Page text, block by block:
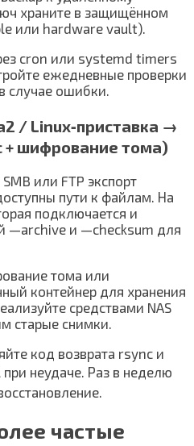
храните в защищённом
или hardware vault).
cron или systemd timers
ежедневные проверки
случае ошибки.
/ Linux‑приставка →
+ шифрование тома)
или FTP экспорт
пути к файлам. На
подключается и
—archive и —checksum для
тома или
контейнер для хранения
средствами NAS
старые снимки.
код возврата rsync и
неудаче. Раз в неделю
частые